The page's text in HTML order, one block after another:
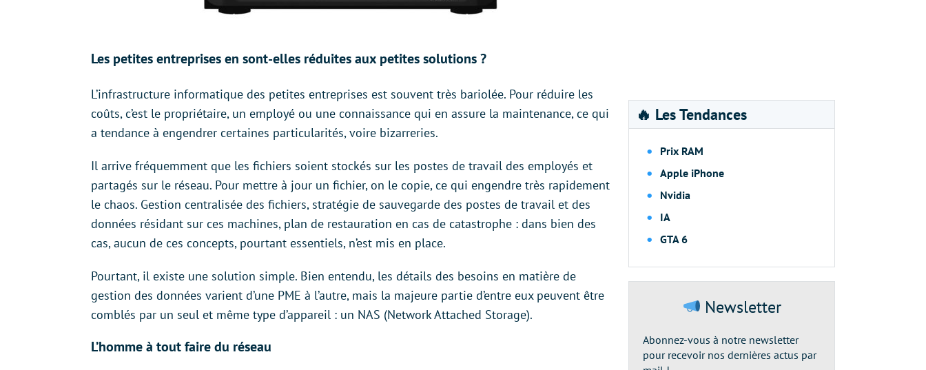
Les petites entreprises en sont-elles réduites aux petites solutions ?
L’infrastructure informatique des petites entreprises est souvent très bariolée. Pour réduire les
coûts, c’est le propriétaire, un employé ou une connaissance qui en assure la maintenance, ce qui
a tendance à engendrer certaines particularités, voire bizarreries.
Il arrive fréquemment que les fichiers soient stockés sur les postes de travail des employés et
partagés sur le réseau. Pour mettre à jour un fichier, on le copie, ce qui engendre très rapidement
le chaos. Gestion centralisée des fichiers, stratégie de sauvegarde des postes de travail et des
données résidant sur ces machines, plan de restauration en cas de catastrophe : dans bien des
cas, aucun de ces concepts, pourtant essentiels, n’est mis en place.
Pourtant, il existe une solution simple. Bien entendu, les détails des besoins en matière de
gestion des données varient d’une PME à l’autre, mais la majeure partie d’entre eux peuvent être
comblés par un seul et même type d’appareil : un NAS (Network Attached Storage).
L’homme à tout faire du réseau
🔥 Les Tendances
Prix RAM
Apple iPhone
Nvidia
IA
GTA 6
Newsletter
Abonnez-vous à notre newsletter
pour recevoir nos dernières actus par